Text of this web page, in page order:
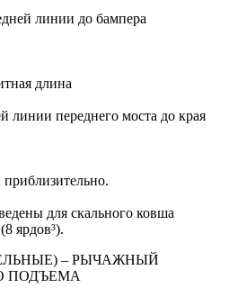
линии до бампера
длина
линии переднего моста до края
для скального ковша
ярдов³).
– РЫЧАЖНЫЙ
ПОДЪЕМА